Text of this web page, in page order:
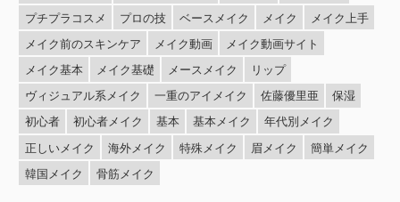
プチプラコスメ
プロの技 ベースメイク メイク
メイク上手
メイク前のスキンケア
メイク動画
メイク動画サイト
メイク基本
メイク基礎 メースメイク
リップ
ヴィジュアル系メイク
一重のアイメイク 佐藤優里亜
保湿
初心者
初心者メイク 基本 基本メイク
年代別メイク
正しいメイク
海外メイク 特殊メイク 眉メイク
簡単メイク
韓国メイク
骨筋メイク